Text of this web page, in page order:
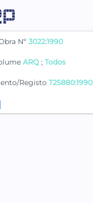
Nº 3022:1990
ARQ ; Todos
Registo T25880:1990